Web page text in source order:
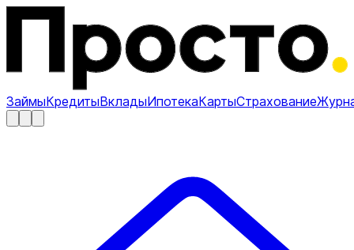
ЗаймыКредитыВкладыИпотекаКартыСтрахование